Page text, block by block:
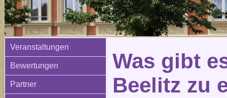
Veranstaltungen
Bewertungen
Partner
Was gibt
Beelitz zu